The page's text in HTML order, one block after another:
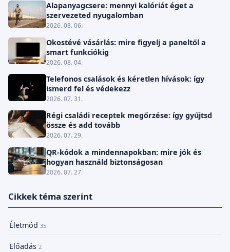
Alapanyagcsere: mennyi kalóriát éget a
szervezeted nyugalomban
2026. 08. 06.
Okostévé vásárlás: mire figyelj a paneltől a
smart funkciókig
2026. 08. 04.
Telefonos csalások és kéretlen hívások: így
ismerd fel és védekezz
2026. 07. 31.
Régi családi receptek megőrzése: így gyűjtsd
össze és add tovább
2026. 07. 29.
QR-kódok a mindennapokban: mire jók és
hogyan használd biztonságosan
2026. 07. 27.
Cikkek téma szerint
Életmód 35
Előadás 2